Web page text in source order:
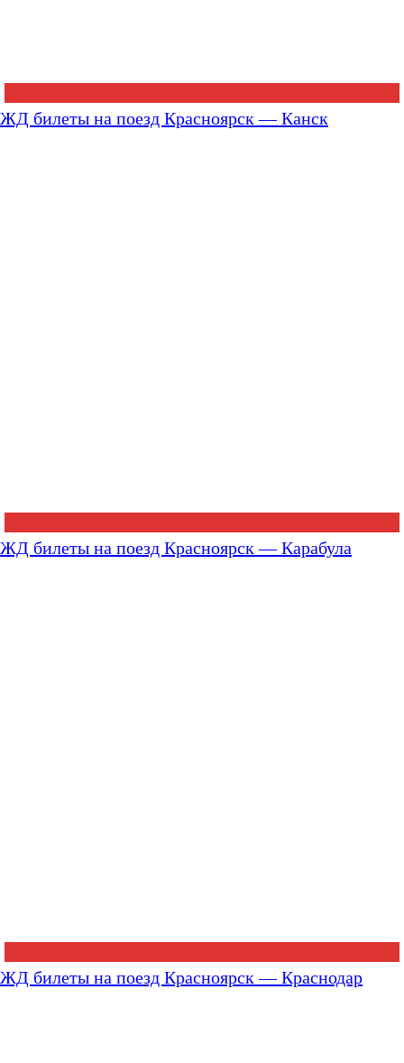
ЖД билеты на поезд Красноярск — Канск
ЖД билеты на поезд Красноярск — Карабула
ЖД билеты на поезд Красноярск — Краснодар